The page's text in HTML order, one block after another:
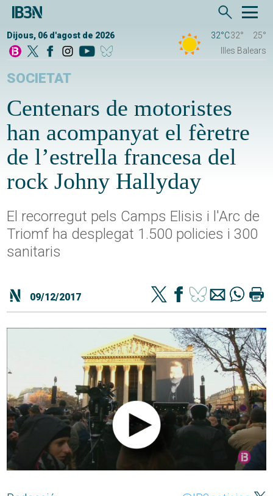
Dijous, 06 d'agost de 2026 32°C32°
25°
Illes Balears
SOCIETAT
Centenars de motoristes
han acompanyat el fèretre
de l’estrella francesa del
rock Johny Hallyday
El recorregut pels Camps Elisis i l'Arc de
Triomf ha desplegat 1.500 policies i 300
sanitaris
09/12/2017